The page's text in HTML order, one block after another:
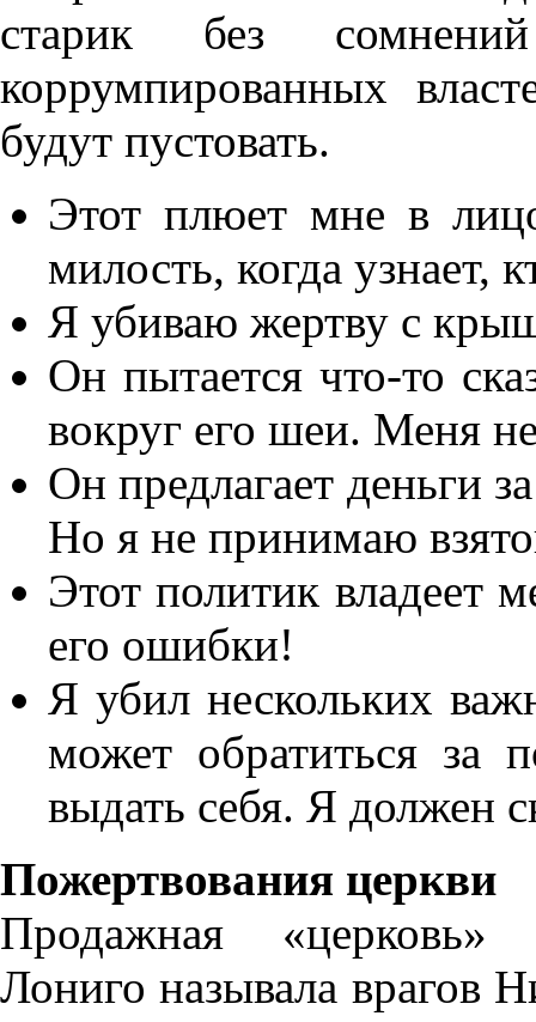
старик без
коррумпированных
будут пустовать.
Этот плюет мне в
милость, когда узнает,
Я убиваю жертву с
Он пытается что-то
вокруг его шеи. Меня
Он предлагает деньги
Но я не принимаю
Этот политик владеет
его ошибки!
Я убил нескольких
может обратиться
выдать себя. Я должен
Пожертвования церкви
Продажная «церковь»
Лониго называла врагов